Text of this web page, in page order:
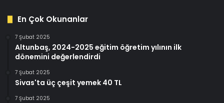
En Çok Okunanlar
7 Şubat 2025
Altunbaş, 2024-2025 eğitim öğretim yılının ilk
dönemini değerlendirdi
7 Şubat 2025
Sivas'ta üç çeşit yemek 40 TL
7 Şubat 2025